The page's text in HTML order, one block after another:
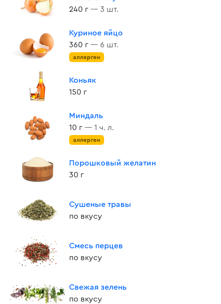
240 г — 3 шт.
Куриное яйцо
360 г — 6 шт.
аллерген
Коньяк
150 г
Миндаль
10 г — 1 ч. л.
аллерген
Порошковый желатин
30 г
Сушеные травы
по вкусу
Смесь перцев
по вкусу
Свежая зелень
по вкусу